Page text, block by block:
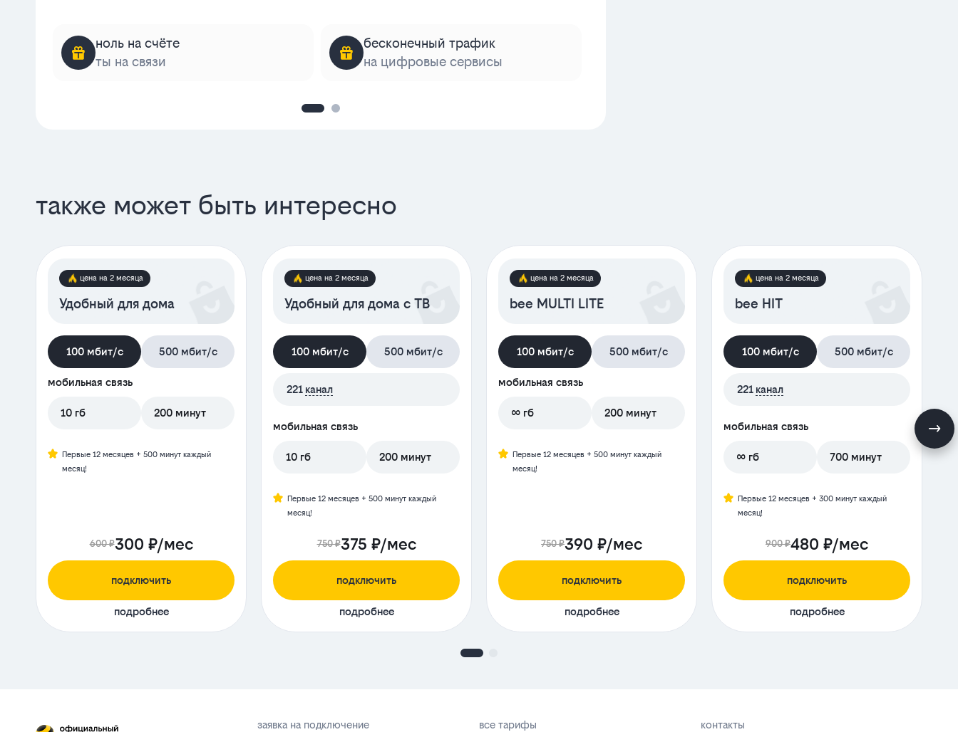
ноль на счёте
ты на связи
бесконечный трафик
на цифровые сервисы
также может быть интересно
цена на 2 месяца
Удобный для дома
100 мбит/с 500 мбит/с
мобильная связь
10 гб 200 минут
Первые 12 месяцев + 500 минут каждый
месяц!
600 ₽300 ₽/мес
подключить
подробнее
цена на 2 месяца
Удобный для дома с ТВ
100 мбит/с 500 мбит/с
221 канал
мобильная связь
10 гб 200 минут
Первые 12 месяцев + 500 минут каждый
месяц!
750 ₽375 ₽/мес
подключить
подробнее
цена на 2 месяца
bee MULTI LITE
100 мбит/с 500 мбит/с
мобильная связь
∞ гб 200 минут
Первые 12 месяцев + 500 минут каждый
месяц!
750 ₽390 ₽/мес
подключить
подробнее
цена на 2 месяца
bee HIT
100 мбит/с 500 мбит/с
221 канал
мобильная связь
∞ гб 700 минут
Первые 12 месяцев + 300 минут каждый
месяц!
900 ₽480 ₽/мес
подключить
подробнее
заявка на подключение все тарифы контакты